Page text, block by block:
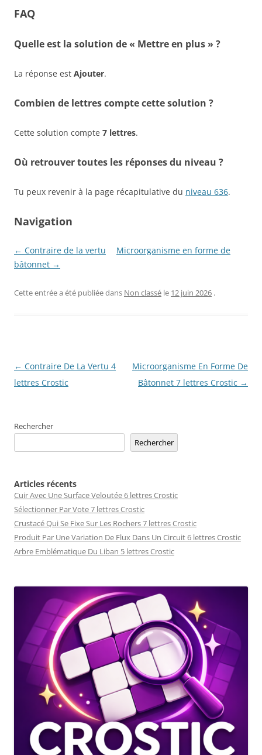
FAQ
Quelle est la solution de « Mettre en plus » ?
La réponse est Ajouter.
Combien de lettres compte cette solution ?
Cette solution compte 7 lettres.
Où retrouver toutes les réponses du niveau ?
Tu peux revenir à la page récapitulative du niveau 636.
Navigation
← Contraire de la vertu
Microorganisme en forme de
bâtonnet →
Cette entrée a été publiée dans Non classé le 12 juin 2026 .
Navigation
des
← Contraire De La Vertu 4
lettres Crostic
Microorganisme En Forme De
Bâtonnet 7 lettres Crostic →
Rechercher
Rechercher
Articles récents
Cuir Avec Une Surface Veloutée 6 lettres Crostic
Sélectionner Par Vote 7 lettres Crostic
Crustacé Qui Se Fixe Sur Les Rochers 7 lettres Crostic
Produit Par Une Variation De Flux Dans Un Circuit 6 lettres Crostic
Arbre Emblématique Du Liban 5 lettres Crostic